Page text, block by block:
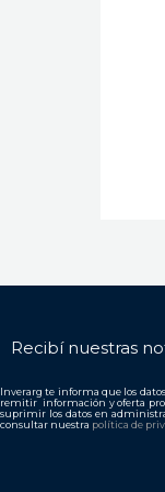
Recibí nuestras
Inverarg te informa que los
remitir información y oferta
suprimir los datos en
consultar nuestra política de